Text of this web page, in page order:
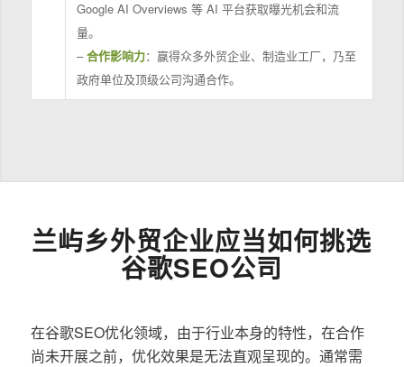
Google AI Overviews 等 AI 平台获取曝光机会和流
量。
–合作影响力：赢得众多外贸企业、制造业工厂，乃至
政府单位及顶级公司沟通合作。
兰屿乡外贸企业应当如何挑选
谷歌SEO公司
在谷歌SEO优化领域，由于行业本身的特性，在合作
尚未开展之前，优化效果是无法直观呈现的。通常需